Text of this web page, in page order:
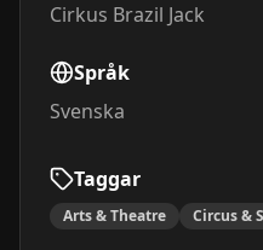
Cirkus Brazil Jack
Språk
Svenska
Taggar
Arts & Theatre Circus &